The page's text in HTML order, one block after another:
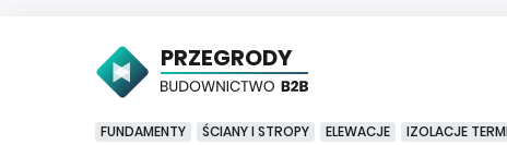
PRZEGRODY
FUNDAMENTY ŚCIANY I STROPY ELEWACJE IZOLACJE